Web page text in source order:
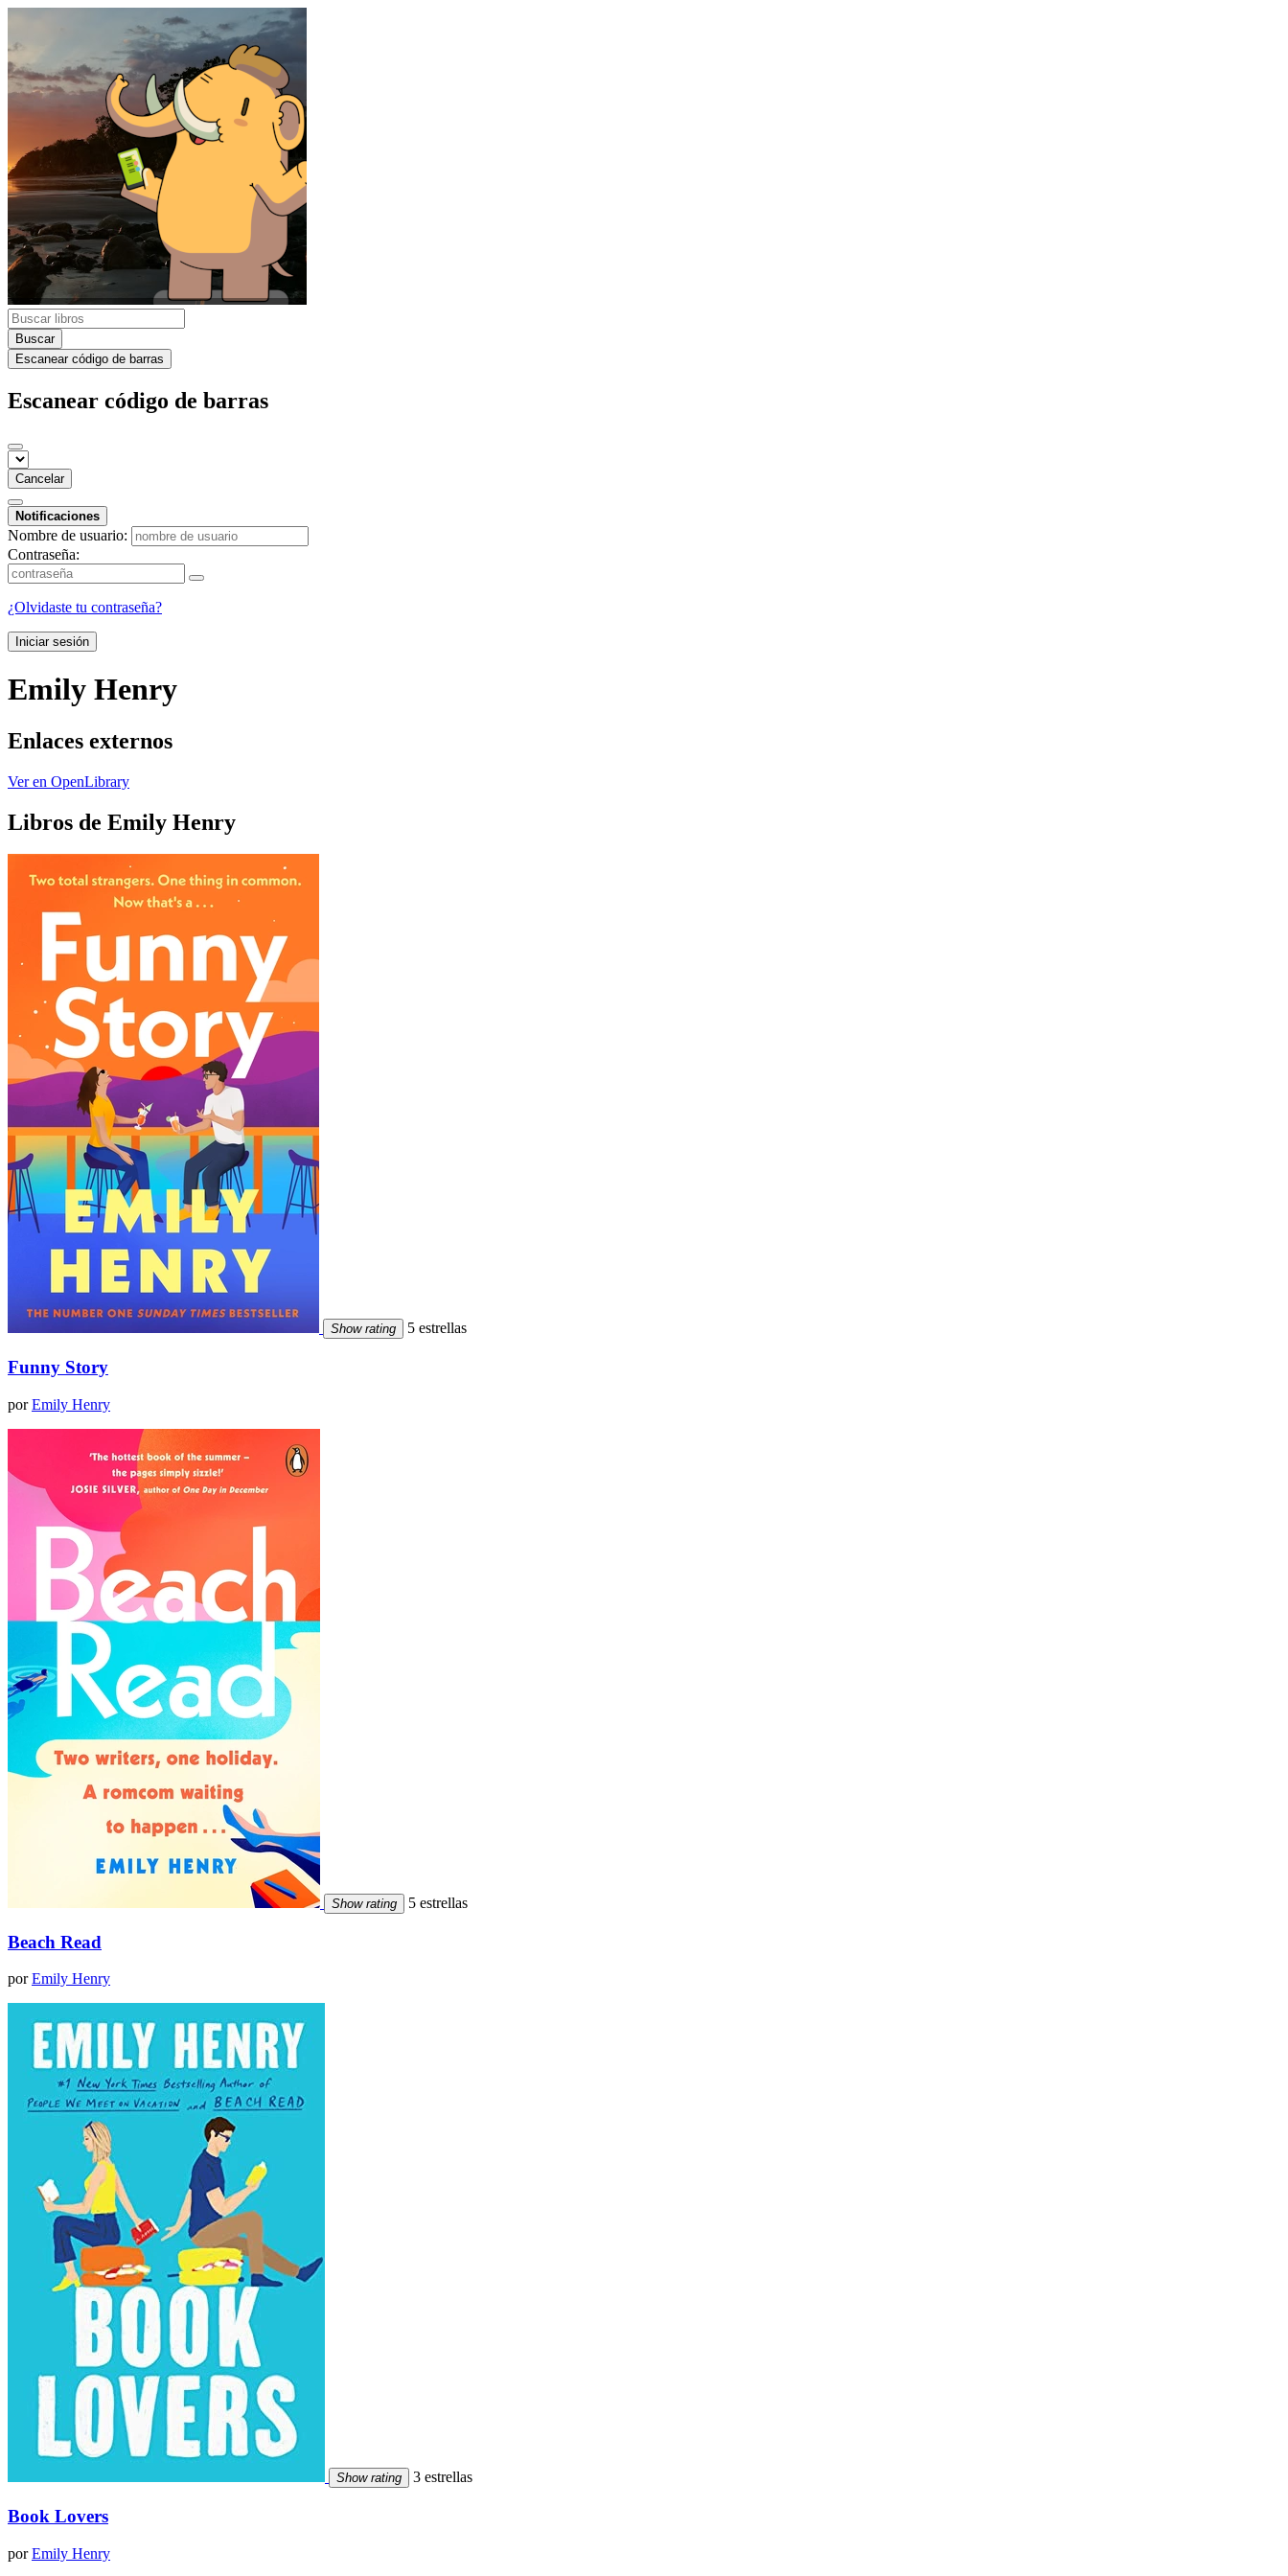
Buscar
Escanear código de barras
Escanear código de barras
Cancelar
Notificaciones
Nombre de usuario:
Contraseña:
¿Olvidaste tu contraseña?
Iniciar sesión
Emily Henry
Enlaces externos
Ver en OpenLibrary
Libros de Emily Henry
Show rating 5 estrellas
Funny Story
porEmily Henry
Show rating 5 estrellas
Beach Read
porEmily Henry
Show rating 3 estrellas
Book Lovers
porEmily Henry